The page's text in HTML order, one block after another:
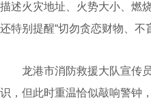
描述火灾地址、火势大小、燃
还特别提醒“切勿贪恋财物、不
龙港市消防救援大队宣传员
识，但此时重温恰似敲响警钟